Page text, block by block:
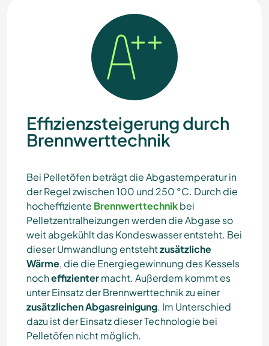
Effizienzsteigerung durch
Brennwerttechnik
Bei Pelletöfen beträgt die Abgastemperatur in
der Regel zwischen 100 und 250 °C. Durch die
hocheffiziente Brennwerttechnikbei
Pelletzentralheizungen werden die Abgase so
weit abgekühlt das Kondeswasser entsteht. Bei
dieser Umwandlung entstehtzusätzliche
Wärme, die die Energiegewinnung des Kessels
nocheffizientermacht. Außerdem kommt es
unter Einsatz der Brennwerttechnik zu einer
zusätzlichen Abgasreinigung. Im Unterschied
dazu ist der Einsatz dieser Technologie bei
Pelletöfen nicht möglich.